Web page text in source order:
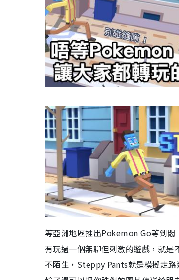
等亞洲地區推出Pokemon Go等到
有玩過一個無聊但刺激的遊戲，就
不陌生，Steppy Pants就是模擬走